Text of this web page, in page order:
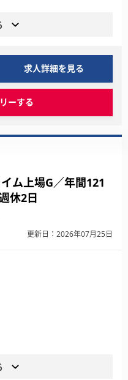
求人詳細を見る
ーする
ム上場G／年間121
休2日
更新日：2026年07月25日